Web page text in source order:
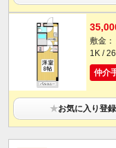
敷金：
1K /
仲介
★お気に入り登録